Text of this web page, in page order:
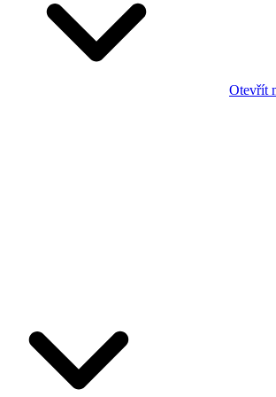
Otevřít